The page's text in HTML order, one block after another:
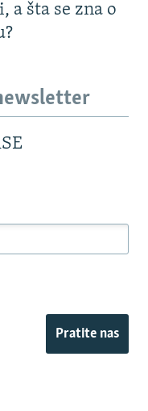
a šta se zna o
Pratite nas